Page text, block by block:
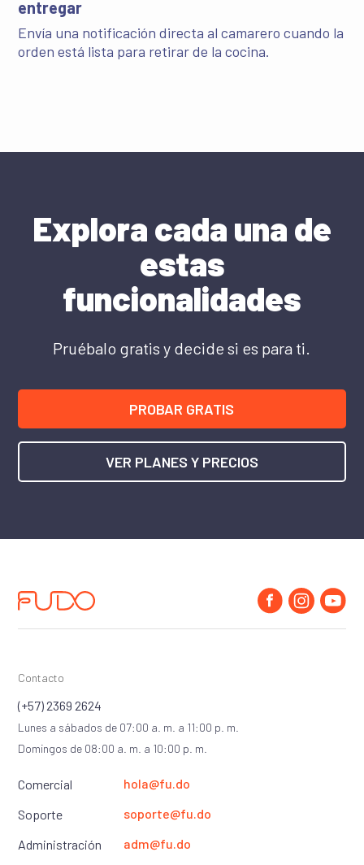
entregar
Envía una notificación directa al camarero cuando la
orden está lista para retirar de la cocina.
Explora cada una de
estas
funcionalidades
Pruébalo gratis y decide si es para ti.
PROBAR GRATIS
VER PLANES Y PRECIOS
Contacto
(+57) 2369 2624
Lunes a sábados de 07:00 a. m. a 11:00 p. m.
Domingos de 08:00 a. m. a 10:00 p. m.
Comercial
hola@fu.do
Soporte
soporte@fu.do
Administración
adm@fu.do